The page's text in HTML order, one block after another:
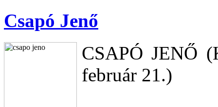
Csapó Jenő
CSAPÓ JENŐ
február 21.)